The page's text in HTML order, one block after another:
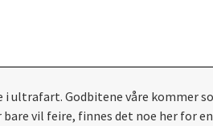
ultrafart. Godbitene våre kommer
vil feire, finnes det noe her for